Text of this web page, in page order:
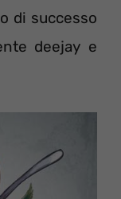
di successo
deejay e